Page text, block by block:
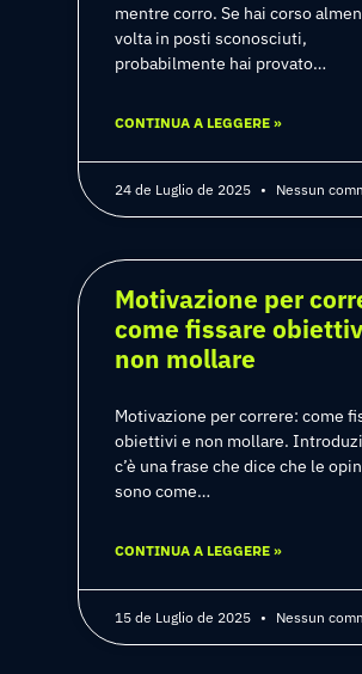
mentre corro. Se hai corso
volta in posti sconosciuti,
probabilmente hai provato…
CONTINUA A LEGGERE »
24 de Luglio de 2025 Nessun
Motivazione per
come fissare
non mollare
Motivazione per correre: come
obiettivi e non mollare.
c’è una frase che dice che le
sono come…
CONTINUA A LEGGERE »
15 de Luglio de 2025 Nessun